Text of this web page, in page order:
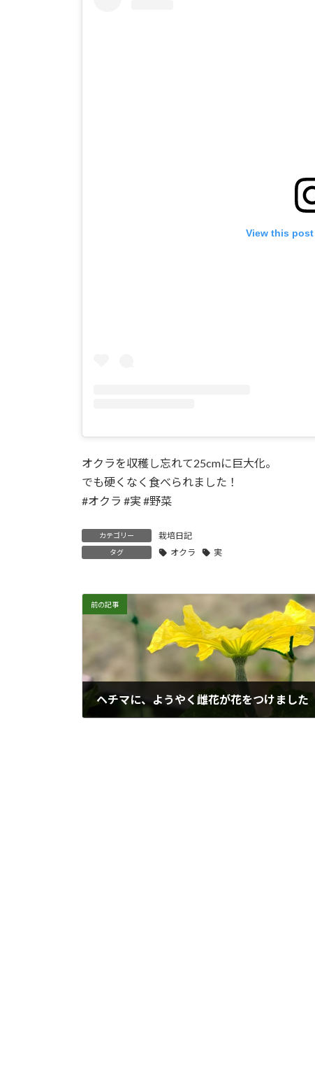
View this
オクラを収穫し忘れて25cmに巨大化。
でも硬くなく食べられました！
#オクラ #実 #野菜
カテゴリー 栽培日記
タグ オクラ 実
前の記事
ヘチマに、ようやく雌花が花をつけました